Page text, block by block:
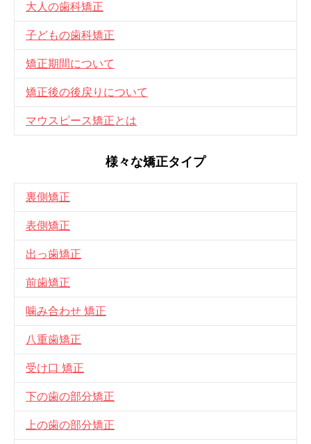
大人の歯科矯正
子どもの歯科矯正
矯正期間について
矯正後の後戻りについて
マウスピース矯正とは
様々な矯正タイプ
裏側矯正
表側矯正
出っ歯矯正
前歯矯正
噛み合わせ 矯正
八重歯矯正
受け口 矯正
下の歯の部分矯正
上の歯の部分矯正